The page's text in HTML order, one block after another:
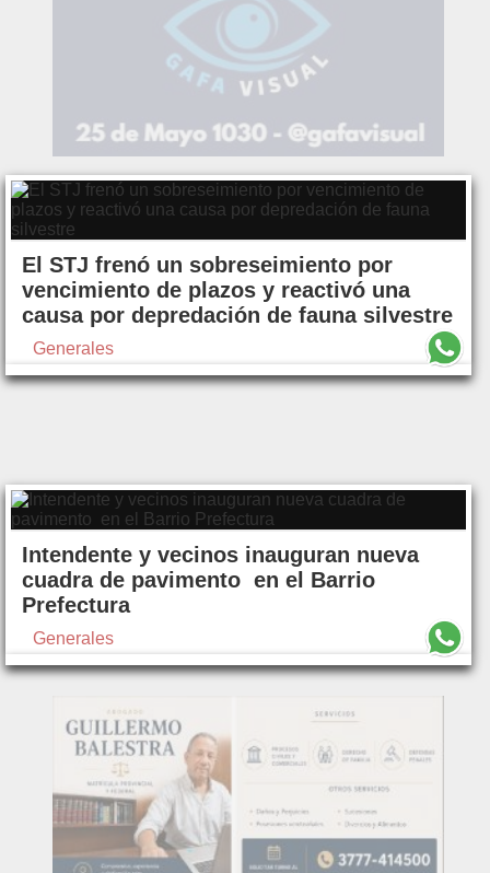
El STJ frenó un sobreseimiento por
vencimiento de plazos y reactivó una
causa por depredación de fauna silvestre
Generales
Intendente y vecinos inauguran nueva
cuadra de pavimento en el Barrio
Prefectura
Generales